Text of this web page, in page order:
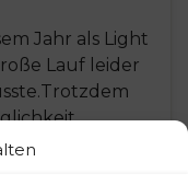
Jahr als Light
Lauf leider
erwerben